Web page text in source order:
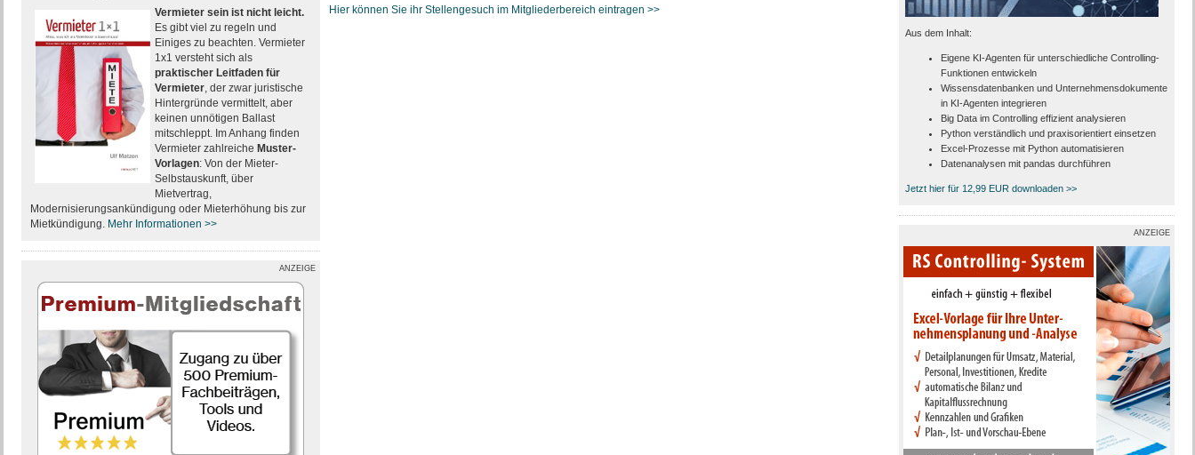
Hier können Sie ihr Stellengesuch im Mitgliederbereich eintragen >>
Vermieter sein ist nicht leicht.
Es gibt viel zu regeln und
Einiges zu beachten. Vermieter
1x1 versteht sich als
praktischer Leitfaden für
Vermieter, der zwar juristische
Hintergründe vermittelt, aber
keinen unnötigen Ballast
mitschleppt. Im Anhang finden
Vermieter zahlreiche Muster-
Vorlagen: Von der Mieter-
Selbstauskunft, über
Mietvertrag,
Modernisierungsankündigung oder Mieterhöhung bis zur
Mietkündigung. Mehr Informationen >>
ANZEIGE
Aus dem Inhalt:
Eigene KI-Agenten für unterschiedliche Controlling-
Funktionen entwickeln
Wissensdatenbanken und Unternehmensdokumente
in KI-Agenten integrieren
Big Data im Controlling effizient analysieren
Python verständlich und praxisorientiert einsetzen
Excel-Prozesse mit Python automatisieren
Datenanalysen mit pandas durchführen
Jetzt hier für 12,99 EUR downloaden >>
ANZEIGE